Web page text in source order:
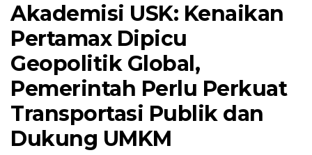
Akademisi USK: Kenaikan
Pertamax Dipicu
Geopolitik Global,
Pemerintah Perlu Perkuat
Transportasi Publik dan
Dukung UMKM